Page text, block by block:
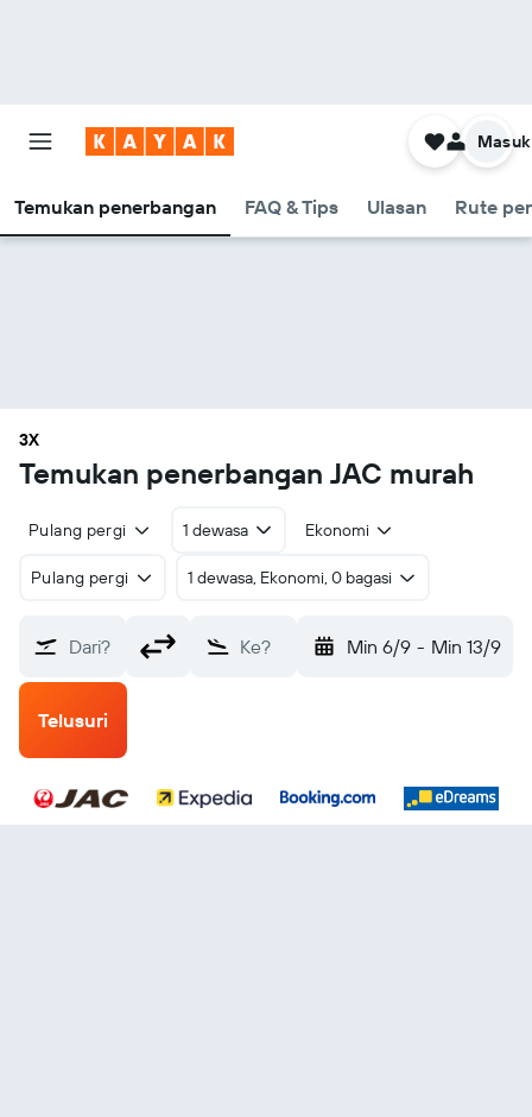
Temukan penerbangan FAQ & Tips Ulasan Rute
Masuk
3X
Temukan penerbangan JAC murah
Pulang pergi 1 dewasa Ekonomi
Pulang pergi 1 dewasa, Ekonomi, 0 bagasi
Dari? Ke? Min 6/9 - Min 13/9
Telusuri